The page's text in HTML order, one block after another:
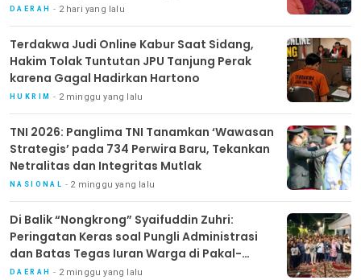
DAERAH 2 hari yang lalu
Terdakwa Judi Online Kabur Saat Sidang,
Hakim Tolak Tuntutan JPU Tanjung Perak
karena Gagal Hadirkan Hartono
HUKRIM 2 minggu yang lalu
TNI 2026: Panglima TNI Tanamkan ‘Wawasan
Strategis’ pada 734 Perwira Baru, Tekankan
Netralitas dan Integritas Mutlak
NASIONAL 2 minggu yang lalu
Di Balik “Nongkrong” Syaifuddin Zuhri:
Peringatan Keras soal Pungli Administrasi
dan Batas Tegas Iuran Warga di Pakal-
Benowo
DAERAH 2 minggu yang lalu